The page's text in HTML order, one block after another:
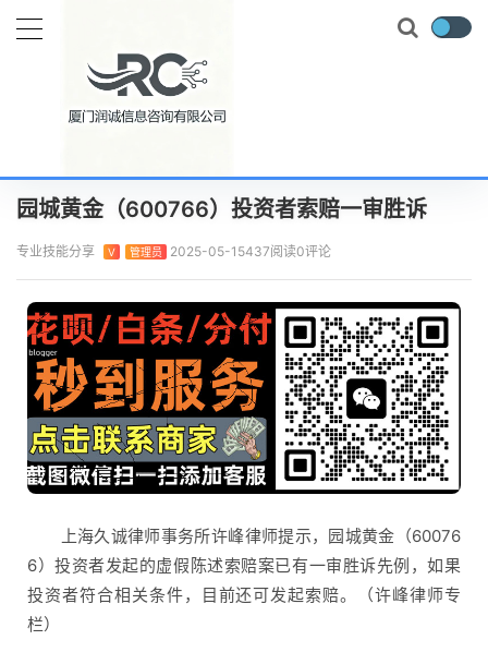
当前位置： 首页 实时要闻
园城黄金（600766）投资者索赔一审胜诉
专业技能分享 V 管理员 2025-05-15437阅读0评论
上海久诚律师事务所许峰律师提示，园城黄金（60076
6）投资者发起的虚假陈述索赔案已有一审胜诉先例，如果
投资者符合相关条件，目前还可发起索赔。（许峰律师专
栏）